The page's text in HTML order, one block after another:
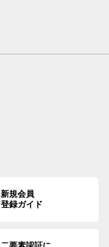
新規会員
登録ガイド